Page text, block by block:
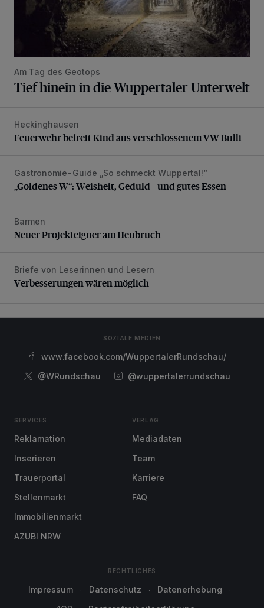
Am Tag des Geotops
Tief hinein in die Wuppertaler Unterwelt
Feuerwehr befreit Kind aus verschlossenem VW Bulli
Heckinghausen
Feuerwehr befreit Kind aus verschlossenem VW Bulli
„Goldenes W“: Weisheit, Geduld – und gutes Essen
Gastronomie-Guide „So schmeckt Wuppertal!“
„Goldenes W“: Weisheit, Geduld – und gutes Essen
Neuer Projekteigner am Heubruch
Barmen
Neuer Projekteigner am Heubruch
Verbesserungen wären möglich
Briefe von Leserinnen und Lesern
Verbesserungen wären möglich
SOZIALE MEDIEN
www.facebook.com/WuppertalerRundschau/
@WRundschau
@wuppertalerrundschau
SERVICES
Reklamation
Inserieren
Trauerportal
Stellenmarkt
Immobilienmarkt
AZUBI NRW
VERLAG
Mediadaten
Team
Karriere
FAQ
RECHTLICHES
Impressum Datenschutz
Datenerhebung